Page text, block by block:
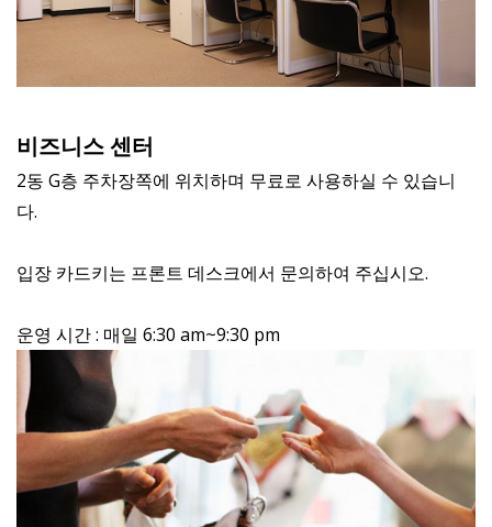
비즈니스 센터
2동 G층 주차장쪽에 위치하며 무료로 사용하실 수 있습니
다.
입장 카드키는 프론트 데스크에서 문의하여 주십시오.
운영 시간 : 매일 6:30 am~9:30 pm